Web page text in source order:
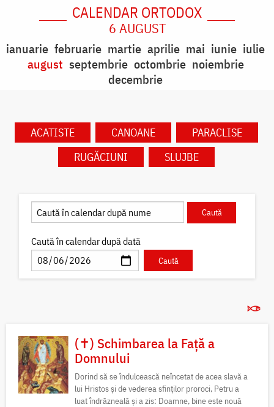
CALENDAR ORTODOX
6 AUGUST
ianuarie februarie martie aprilie mai iunie iulie
august septembrie octombrie noiembrie
decembrie
ACATISTE CANOANE
PARACLISE
RUGĂCIUNI
SLUJBE
Caută în calendar după dată
(✝) Schimbarea la Față a
Domnului
Dorind să se îndulcească neîncetat de acea slavă a
lui Hristos și de vederea sfinților proroci, Petru a
luat îndrăzneală și a zis: Doamne, bine este nouă